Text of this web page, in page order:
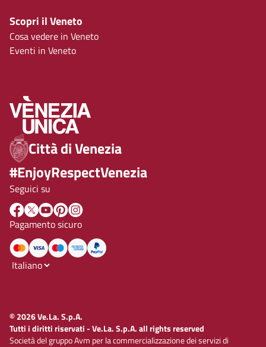
Scopri il Veneto
Cosa vedere in Veneto
Eventi in Veneto
Città di Venezia
#EnjoyRespectVenezia
Seguici su
Pagamento sicuro
© 2026 Ve.La. S.p.A.
Tutti i diritti riservati - Ve.La. S.p.A. all rights reserved
Società del gruppo Avm per la commercializzazione dei servizi di